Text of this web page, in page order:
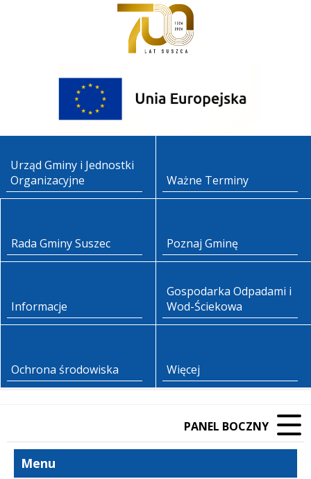
Urząd Gminy i Jednostki
Organizacyjne
Ważne Terminy
Rada Gminy Suszec Poznaj Gminę
Informacje
Gospodarka Odpadami i
Wod-Ściekowa
Ochrona środowiska Więcej
PANEL BOCZNY
Menu